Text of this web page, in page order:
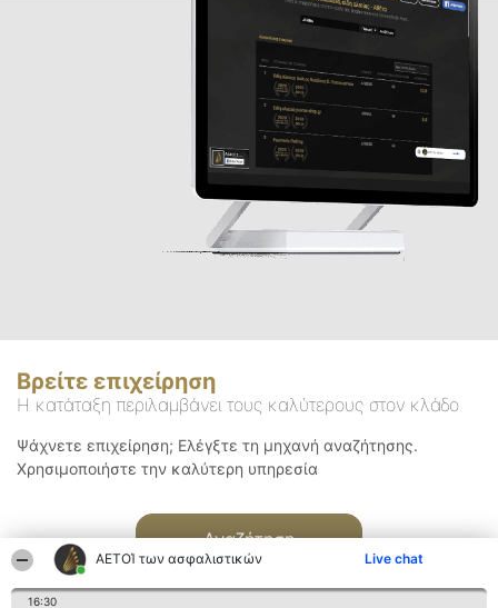
ΑΕΤΟΊ των ασφαλιστικών Live chat
16:30
Βρείτε επιχείρηση
Η κατάταξη περιλαμβάνει τους καλύτερους στον κλάδο
Ψάχνετε επιχείρηση; Ελέγξτε τη μηχανή αναζήτησης.
Χρησιμοποιήστε την καλύτερη υπηρεσία
Αναζήτηση